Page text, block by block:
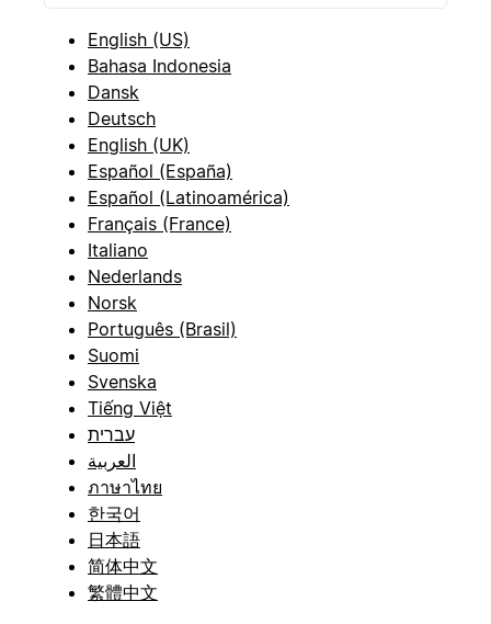
English (US)
Bahasa Indonesia
Dansk
Deutsch
English (UK)
Español (España)
Español (Latinoamérica)
Français (France)
Italiano
Nederlands
Norsk
Português (Brasil)
Suomi
Svenska
Tiếng Việt
עברית
العربية
ภาษาไทย
한국어
日本語
简体中文
繁體中文